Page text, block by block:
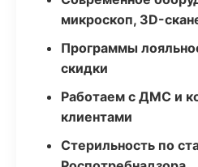
микроскоп, 3D-
Программы
скидки
Работаем с ДМС и
клиентами
Стерильность по